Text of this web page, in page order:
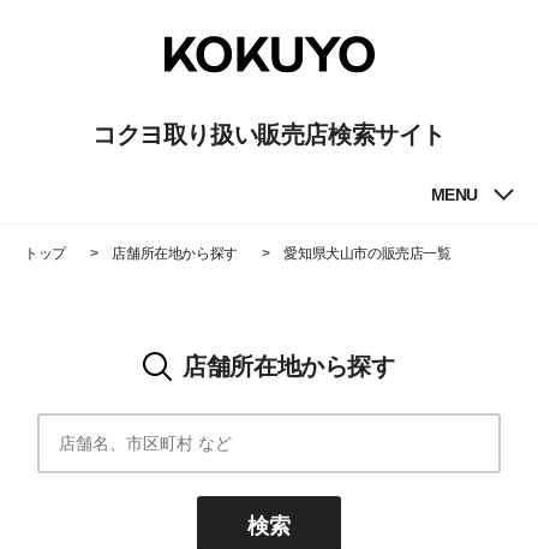
コクヨ取り扱い販売店検索サイト
MENU
トップ 店舗所在地から探す 愛知県犬山市の販売店一覧
店舗所在地から探す
検索